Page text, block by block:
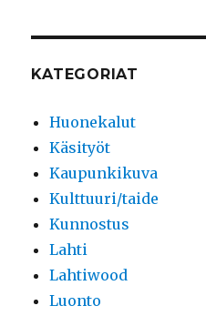
KATEGORIAT
Huonekalut
Käsityöt
Kaupunkikuva
Kulttuuri/taide
Kunnostus
Lahti
Lahtiwood
Luonto